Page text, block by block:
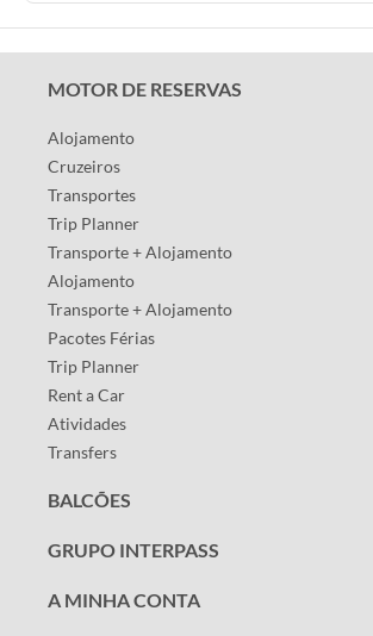
MOTOR DE RESERVAS
Alojamento
Cruzeiros
Transportes
Trip Planner
Transporte + Alojamento
Alojamento
Transporte + Alojamento
Pacotes Férias
Trip Planner
Rent a Car
Atividades
Transfers
BALCÕES
GRUPO INTERPASS
A MINHA CONTA